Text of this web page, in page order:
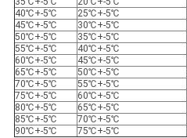
40℃+-5℃
25℃+-5℃
45℃+-5℃
30℃+-5℃
50℃+-5℃
35℃+-5℃
55℃+-5℃
40℃+-5℃
60℃+-5℃
45℃+-5℃
65℃+-5℃
50℃+-5℃
70℃+-5℃
55℃+-5℃
75℃+-5℃
60℃+-5℃
80℃+-5℃
65℃+-5℃
85℃+-5℃
70℃+-5℃
90℃+-5℃
75℃+-5℃